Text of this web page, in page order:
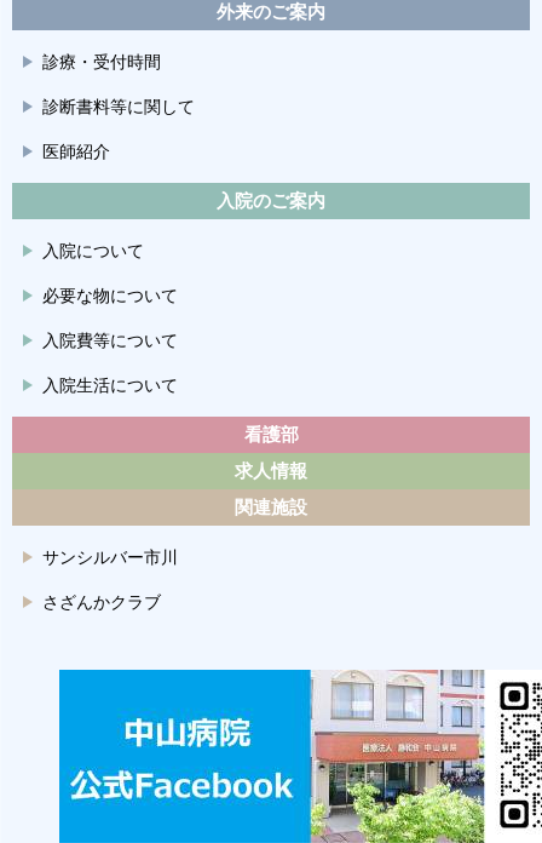
外来のご案内
診療・受付時間
診断書料等に関して
医師紹介
入院のご案内
入院について
必要な物について
入院費等について
入院生活について
看護部
求人情報
関連施設
サンシルバー市川
さざんかクラブ